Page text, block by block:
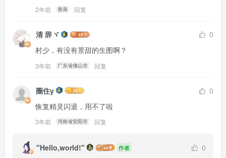
2年前 香港 回复
清 辞ヾ
0
村少，有没有景甜的生图啊？
3年前 广东省佛山市 回复
圈住y
0
恢复精灵闪退，用不了啦
3年前 河南省安阳市 回复
"Hello,world!" 作者
0